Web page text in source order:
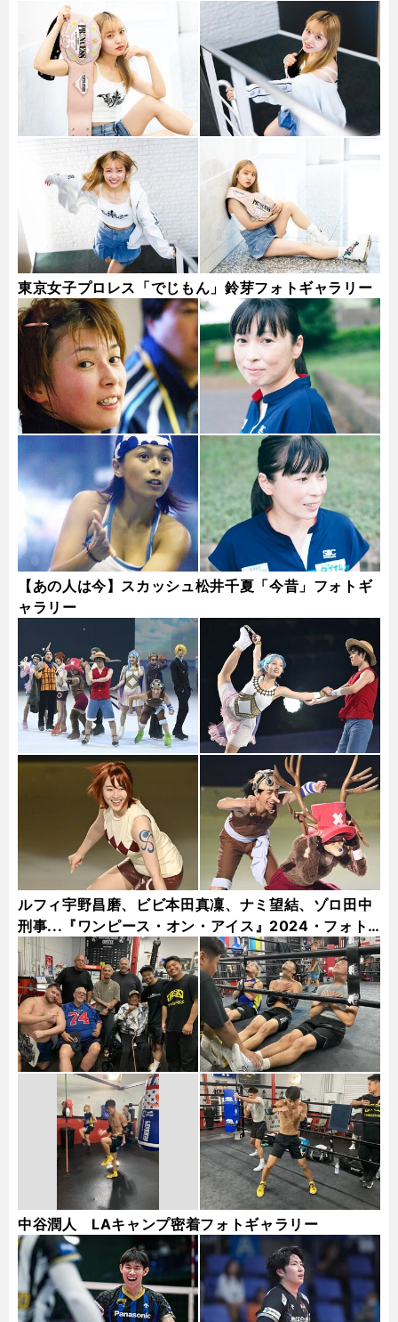
東京女子プロレス「でじもん」鈴芽フォトギャラリー
【あの人は今】スカッシュ松井千夏「今昔」フォトギ
ャラリー
ルフィ宇野昌磨、ビビ本田真凜、ナミ望結、ゾロ田中
刑事...『ワンピース・オン・アイス』2024・フォト
ギャラリー
中谷潤人 LAキャンプ密着フォトギャラリー